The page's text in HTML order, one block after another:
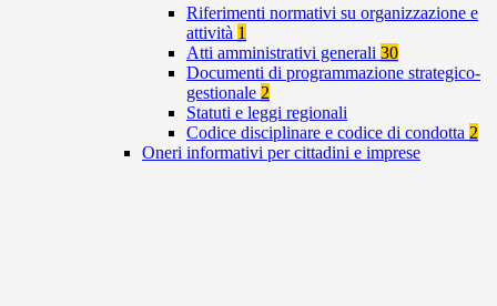
Riferimenti normativi su organizzazione e
attività 1
Atti amministrativi generali 30
Documenti di programmazione strategico-
gestionale 2
Statuti e leggi regionali
Codice disciplinare e codice di condotta 2
Oneri informativi per cittadini e imprese